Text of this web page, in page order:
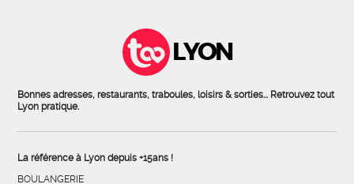
LYON
Bonnes adresses, restaurants, traboules, loisirs & sorties... Retrouvez tout
Lyon pratique.
La référence à Lyon depuis +15ans !
BOULANGERIE